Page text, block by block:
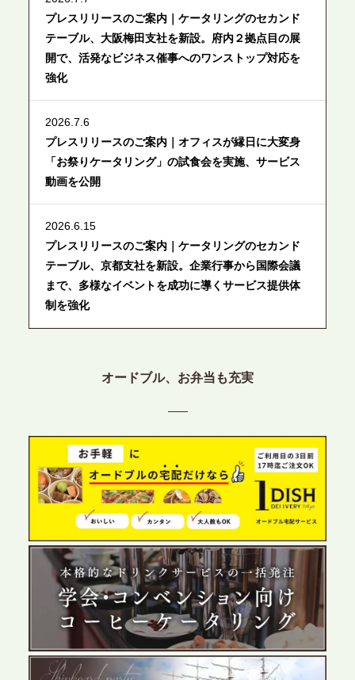
プレスリリースのご案内｜ケータリングのセカンド
テーブル、大阪梅田支社を新設。府内２拠点目の展
開で、活発なビジネス催事へのワンストップ対応を
強化
2026.7.6
プレスリリースのご案内｜オフィスが縁日に大変身
「お祭りケータリング」の試食会を実施、サービス
動画を公開
2026.6.15
プレスリリースのご案内｜ケータリングのセカンド
テーブル、京都支社を新設。企業行事から国際会議
まで、多様なイベントを成功に導くサービス提供体
制を強化
プレスリリースのご案内｜ケータリングのセカンド
目の展開で、拡大する出張パーティー・ケータリン
2026.6.4
プレスリリースのご案内｜夏の社内親睦が、配属後
の離職防止に。オフィスや会議室で縁日気分を味わ
う「お祭りケータリング」の提供を開始
2026.5.29
プレスリリースのご案内｜ケータリングのセカンド
テーブル、群馬前橋支社を設立。再開発やオフィス
展開が進む前橋エリアの企業ニーズに応え、高品質
なサービスで各種イベント・懇親会をサポート
オードブル、お弁当も充実